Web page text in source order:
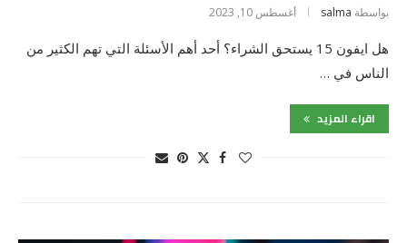
بواسطة salma أغسطس 10, 2023
هل ايفون 15 يستحق الشراء؟ أحد أهم الأسئلة التي تهم الكثير من
الناس في …
اقراء المزيد